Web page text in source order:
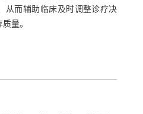
从而辅助临床及时调整诊疗决
量。